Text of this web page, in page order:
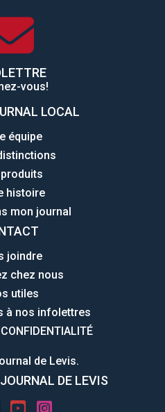
vous!
LOCAL
équipe
histoire
mon journal
joindre
chez nous
utiles
à nos infolettres
de Levis.
DE LEVIS